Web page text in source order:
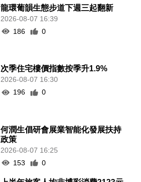
龍環葡韻生態步道下週三起翻新
2026-08-07 16:39
186
0
次季住宅樓價指數按季升1.9%
2026-08-07 16:30
196
0
何潤生倡研會展業智能化發展扶持
政策
2026-08-07 16:25
153
0